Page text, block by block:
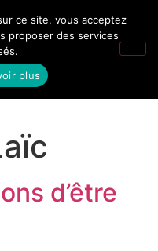
d’être
ce site, vous acceptez
proposer des services
plus